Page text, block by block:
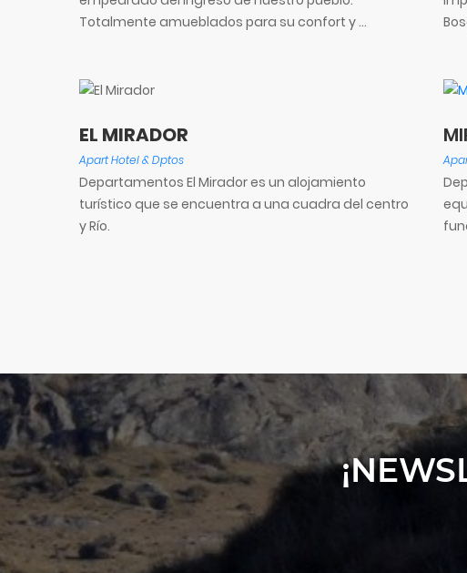
Totalmente amueblados para su confort y ...
EL MIRADOR
Apart Hotel & Dptos
Departamentos El Mirador es un alojamiento
turístico que se encuentra a una cuadra del centro
y Río.